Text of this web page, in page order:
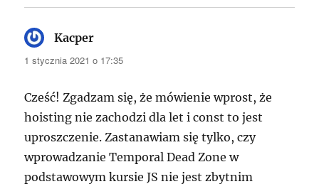
Kacper
1 stycznia 2021 o 17:35
Cześć! Zgadzam się, że mówienie wprost, że
hoisting nie zachodzi dla let i const to jest
uproszczenie. Zastanawiam się tylko, czy
wprowadzanie Temporal Dead Zone w
podstawowym kursie JS nie jest zbytnim